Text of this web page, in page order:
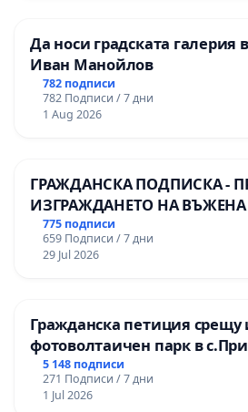
Да носи градската галерия
Иван Манойлов
782 подписи
782 Подписи / 7 дни
1 Aug 2026
ГРАЖДАНСКА ПОДПИСКА -
ИЗГРАЖДАНЕТО НА
НА ТЕРИТОРИЯТА НА
ЗАБЕЛЕЖИТЕЛНОСТ „ХЪЛМ
ОСВОБОДИТЕЛИТЕ“
775 подписи
659 Подписи / 7 дни
29 Jul 2026
Гражданска петиция срещу
фотоволтаичен парк в
Радомир
5 148 подписи
271 Подписи / 7 дни
1 Jul 2026